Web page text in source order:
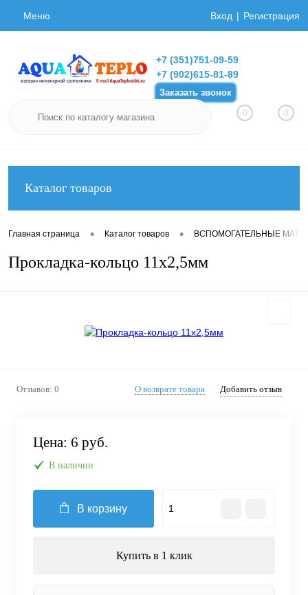
Меню Вход Регистрация
+7 (351)751-09-59
+7 (902)615-81-89
Заказать звонок
0 0
Каталог товаров
Главная страница • Каталог товаров • ВСПОМОГАТЕЛЬНЫЕ
Прокладка-кольцо 11х2,5мм
Отзывов: 0 О возврате товара Добавить отзыв
Цена: 6 руб.
В наличии
В корзину
Купить в 1 клик